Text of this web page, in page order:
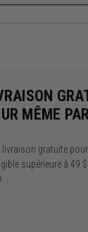
MÊME
livraison gratuite
supérieure à 49